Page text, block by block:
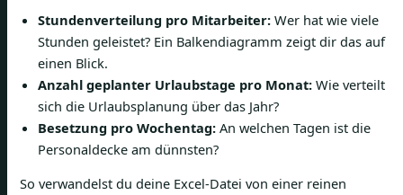
Stundenverteilung pro Mitarbeiter: Wer hat wie viele
Stunden geleistet? Ein Balkendiagramm zeigt dir das auf
einen Blick.
Anzahl geplanter Urlaubstage pro Monat: Wie verteilt
sich die Urlaubsplanung über das Jahr?
Besetzung pro Wochentag: An welchen Tagen ist die
Personaldecke am dünnsten?
So verwandelst du deine Excel-Datei von einer reinen